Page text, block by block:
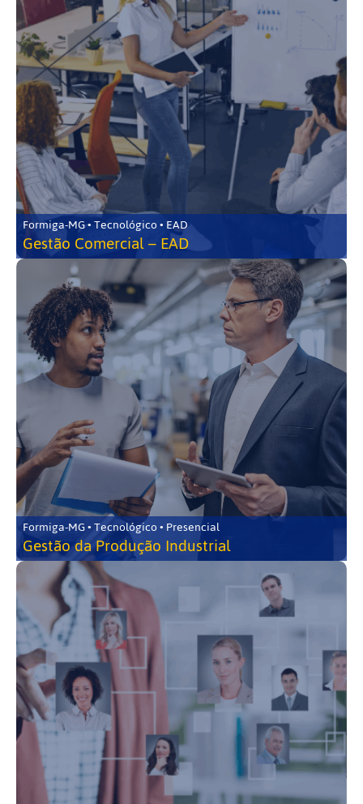
Formiga-MG • Tecnológico • EAD
Gestão Comercial – EAD
Formiga-MG • Tecnológico • Presencial
Gestão da Produção Industrial